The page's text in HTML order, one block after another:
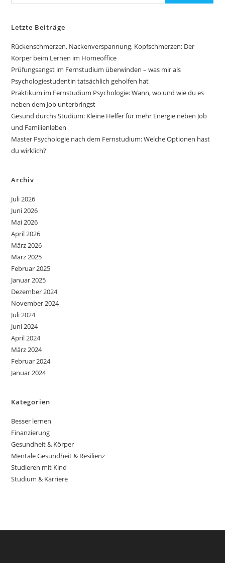
Letzte Beiträge
Rückenschmerzen, Nackenverspannung, Kopfschmerzen: Der
Körper beim Lernen im Homeoffice
Prüfungsangst im Fernstudium überwinden – was mir als
Psychologiestudentin tatsächlich geholfen hat
Praktikum im Fernstudium Psychologie: Wann, wo und wie du es
neben dem Job unterbringst
Gesund durchs Studium: Kleine Helfer für mehr Energie neben Job
und Familienleben
Master Psychologie nach dem Fernstudium: Welche Optionen hast
du wirklich?
Archiv
Juli 2026
Juni 2026
Mai 2026
April 2026
März 2026
März 2025
Februar 2025
Januar 2025
Dezember 2024
November 2024
Juli 2024
Juni 2024
April 2024
März 2024
Februar 2024
Januar 2024
Kategorien
Besser lernen
Finanzierung
Gesundheit & Körper
Mentale Gesundheit & Resilienz
Studieren mit Kind
Studium & Karriere